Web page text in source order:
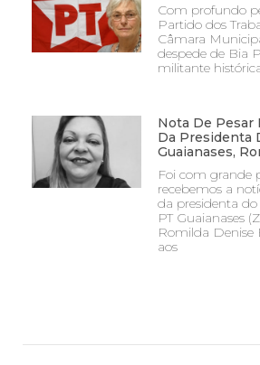
Com profundo
Partido dos
Câmara
despede de Bia
militante
Nota De Pesar
Da Presidenta
Guaianases,
Foi com grande
recebemos a
da presidenta
PT Guaianases
Romilda Denise
aos